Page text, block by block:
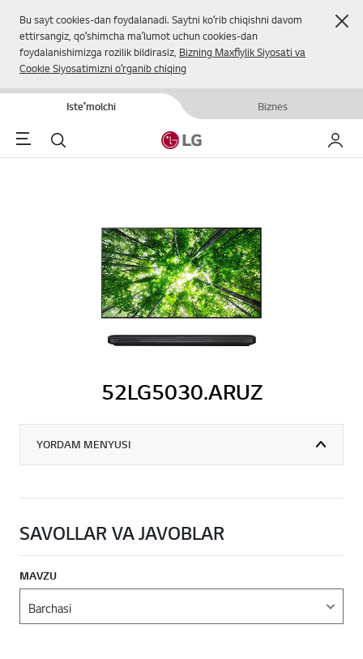
Bu sayt cookies-dan foydalanadi. Saytni koʻrib chiqishni davom
ettirsangiz, qoʻshimcha maʼlumot uchun cookies-dan
foydalanishimizga rozilik bildirasiz, Bizning Maxfiylik Siyosati va
Cookie Siyosatimizni oʻrganib chiqing
Isteʼmolchi Biznes
Menu Qidirish
52LG5030.ARUZ
YORDAM MENYUSI
SAVOLLAR VA JAVOBLAR
MAVZU